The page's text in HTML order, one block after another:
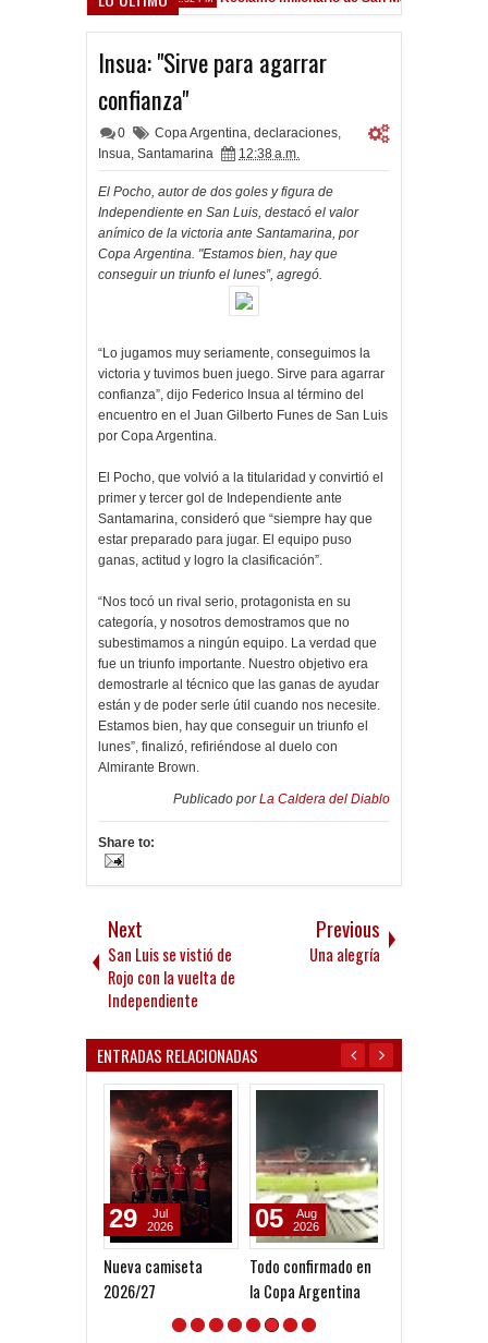
Insua: "Sirve para agarrar
confianza"
0 Copa Argentina, declaraciones,
Insua, Santamarina 12:38 a.m.
El Pocho, autor de dos goles y figura de
Independiente en San Luis, destacó el valor
anímico de la victoria ante Santamarina, por
Copa Argentina. "Estamos bien, hay que
conseguir un triunfo el lunes”, agregó.
“Lo jugamos muy seriamente, conseguimos la
victoria y tuvimos buen juego. Sirve para agarrar
confianza”, dijo Federico Insua al término del
encuentro en el Juan Gilberto Funes de San Luis
por Copa Argentina.
El Pocho, que volvió a la titularidad y convirtió el
primer y tercer gol de Independiente ante
Santamarina, consideró que “siempre hay que
estar preparado para jugar. El equipo puso
ganas, actitud y logro la clasificación”.
“Nos tocó un rival serio, protagonista en su
categoría, y nosotros demostramos que no
subestimamos a ningún equipo. La verdad que
fue un triunfo importante. Nuestro objetivo era
demostrarle al técnico que las ganas de ayudar
están y de poder serle útil cuando nos necesite.
Estamos bien, hay que conseguir un triunfo el
lunes”, finalizó, refiriéndose al duelo con
Almirante Brown.
Publicado porLa Caldera del Diablo
Share to:
Next
San Luis se vistió de
Rojo con la vuelta de
Independiente
Previous
Una alegría
ENTRADAS RELACIONADAS
Nueva camiseta
2026/27
29
Jul
2026
Todo confirmado en
la Copa Argentina
05
Aug
2026